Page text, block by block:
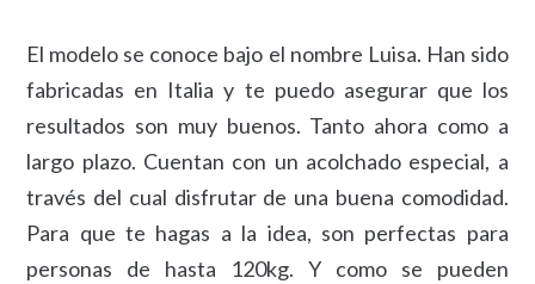
El modelo se conoce bajo el nombre Luisa. Han sido
fabricadas en Italia y te puedo asegurar que los
resultados son muy buenos. Tanto ahora como a
largo plazo. Cuentan con un acolchado especial, a
través del cual disfrutar de una buena comodidad.
Para que te hagas a la idea, son perfectas para
personas de hasta 120kg. Y como se pueden